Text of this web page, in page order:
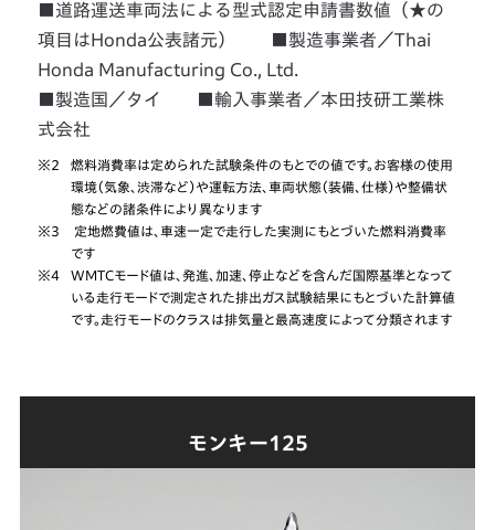
■道路運送車両法による型式認定申請書数値（★の
項目はHonda公表諸元） ■製造事業者／Thai
Honda Manufacturing Co., Ltd.
■製造国／タイ ■輸入事業者／本田技研工業株
式会社
※2
燃料消費率は定められた試験条件のもとでの値です。お客様の使用
環境（気象、渋滞など）や運転方法、車両状態（装備、仕様）や整備状
態などの諸条件により異なります
※3
定地燃費値は、車速一定で走行した実測にもとづいた燃料消費率
です
※4
WMTCモード値は、発進、加速、停止などを含んだ国際基準となって
いる走行モードで測定された排出ガス試験結果にもとづいた計算値
です。走行モードのクラスは排気量と最高速度によって分類されます
モンキー125